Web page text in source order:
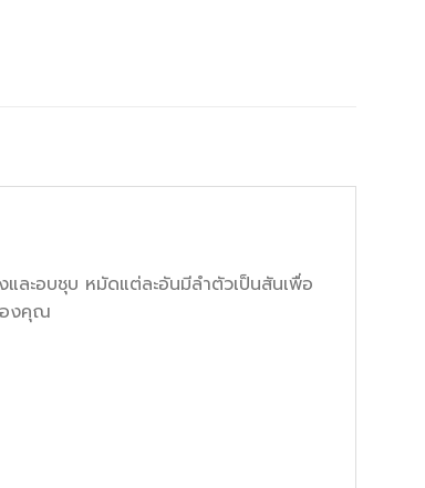
และอบชุบ หมัดแต่ละอันมีลำตัวเป็นสันเพื่อ
องคุณ